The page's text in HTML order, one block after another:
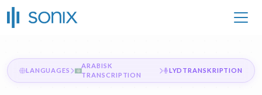
LANGUAGES
ARABISK
TRANSCRIPTION
LYDTRANSKRIPTION